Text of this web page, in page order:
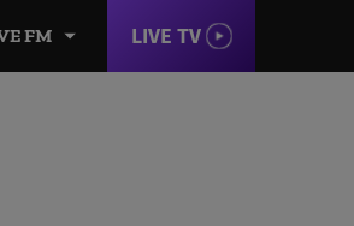
FM LIVE TV